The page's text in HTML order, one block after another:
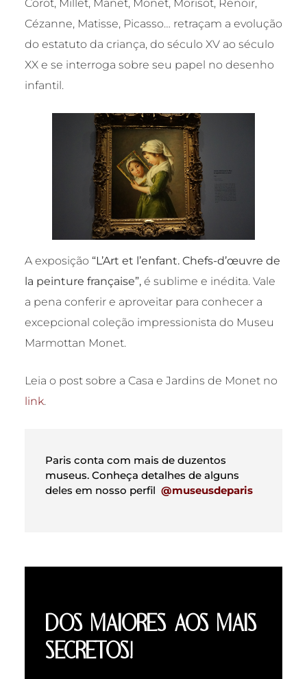
Corot, Millet, Manet, Monet, Morisot, Renoir,
Cézanne, Matisse, Picasso… retraçam a evolução
do estatuto da criança, do século XV ao século
XX e se interroga sobre seu papel no desenho
infantil.
A exposição “L’Art et l’enfant. Chefs-d’œuvre de
la peinture française”, é sublime e inédita. Vale
a pena conferir e aproveitar para conhecer a
excepcional coleção impressionista do Museu
Marmottan Monet.
Leia o post sobre a Casa e Jardins de Monet no
link.
Paris conta com mais de duzentos
museus. Conheça detalhes de alguns
deles em nosso perfil@museusdeparis
DOS MAIORES AOS MAIS
SECRETOS!